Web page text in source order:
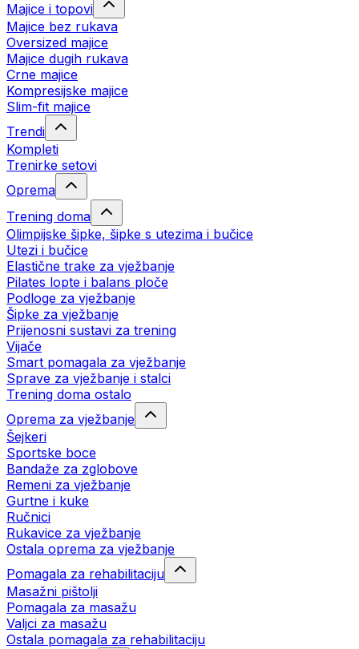
Majice i topovi
Majice bez rukava
Oversized majice
Majice dugih rukava
Crne majice
Kompresijske majice
Slim-fit majice
Trendi
Kompleti
Trenirke setovi
Oprema
Trening doma
Olimpijske šipke, šipke s utezima i bučice
Utezi i bučice
Elastične trake za vježbanje
Pilates lopte i balans ploče
Podloge za vježbanje
Šipke za vježbanje
Prijenosni sustavi za trening
Vijače
Smart pomagala za vježbanje
Sprave za vježbanje i stalci
Trening doma ostalo
Oprema za vježbanje
Šejkeri
Sportske boce
Bandaže za zglobove
Remeni za vježbanje
Gurtne i kuke
Ručnici
Rukavice za vježbanje
Ostala oprema za vježbanje
Pomagala za rehabilitaciju
Masažni pištolji
Pomagala za masažu
Valjci za masažu
Ostala pomagala za rehabilitaciju